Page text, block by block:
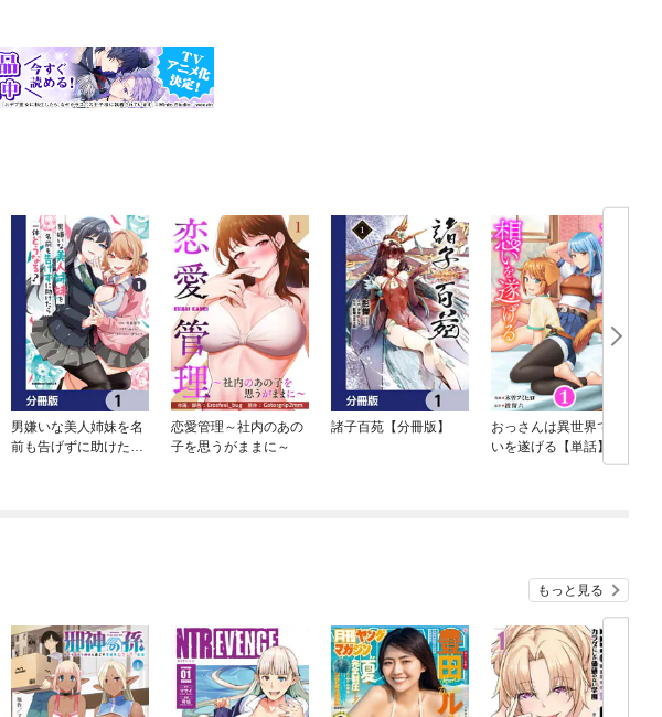
男嫌いな美人姉妹を名
前も告げずに助けたら
恋愛管理～社内のあの
子を思うがままに～
諸子百苑【分冊版】
おっさんは異世界で想
いを遂げる【単話】
もっと見る